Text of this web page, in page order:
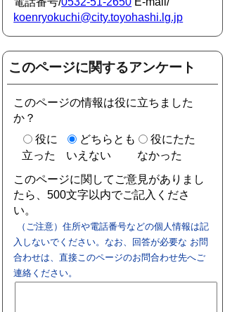
koenryokuchi@city.toyohashi.lg.jp
このページに関するアンケート
このページの情報は役に立ちました
か？
役に
立った
どちらとも
いえない
役にたた
なかった
このページに関してご意見がありまし
たら、500文字以内でご記入くださ
い。
（ご注意）住所や電話番号などの個人情報は記
入しないでください。なお、回答が必要な お問
合わせは、直接このページのお問合わせ先へご
連絡ください。